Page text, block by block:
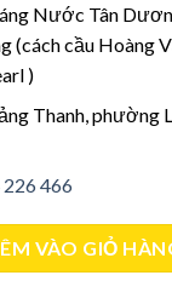
Nước Tân
(cách cầu Hoàng
)
Thanh, phường
466
số lượng
VÀO GIỎ